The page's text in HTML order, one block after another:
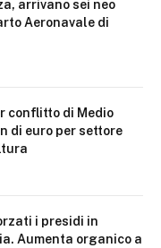
arrivano sei neo
Aeronavale di
conflitto di Medio
di euro per settore
i presidi in
Aumenta organico a